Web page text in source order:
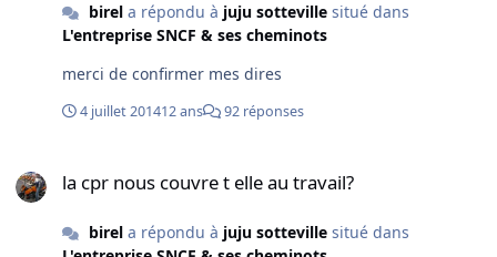
birela répondu à juju sottevillesitué dans
L'entreprise SNCF & ses cheminots
merci de confirmer mes dires
4 juillet 201412 ans 92 réponses
la cpr nous couvre t elle au travail?
birela répondu à juju sottevillesitué dans